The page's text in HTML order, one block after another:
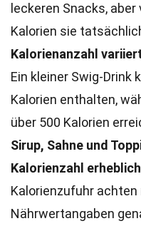
leckeren Snacks,
Kalorien sie
Kalorienanzahl
Ein kleiner Swig-Drink
Kalorien enthalten,
über 500 Kalorien
Sirup, Sahne und
Kalorienzahl
Kalorienzufuhr
Nährwertangaben